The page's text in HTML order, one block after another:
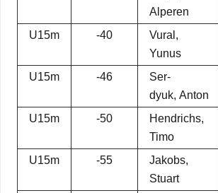
Alperen
U15m -40
Vural,
Yunus
U15m -46
Ser­
dyuk, Anton
U15m -50
Hendrichs,
Timo
U15m -55
Jakobs,
Stuart